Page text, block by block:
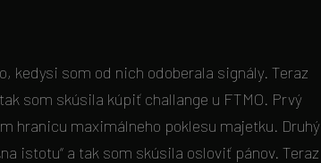
kedysi som od nich odoberala signály. Teraz
som skúsila kúpiť challange u FTMO. Prvý
hranicu maximálneho poklesu majetku. Druhý
istotu“ a tak som skúsila osloviť pánov. Teraz